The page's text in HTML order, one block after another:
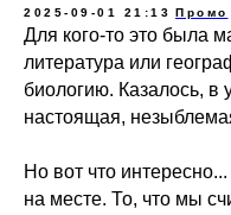
2025-09-01 21:13 Промо
Для кого-то это была
литература или
биологию. Казалось, в
настоящая,
Но вот что
на месте. То, что мы